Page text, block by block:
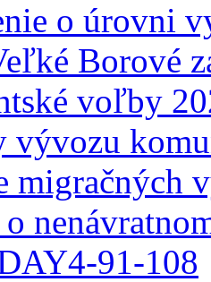
o úrovni
Borové
voľby
vývozu
migračných
91-108